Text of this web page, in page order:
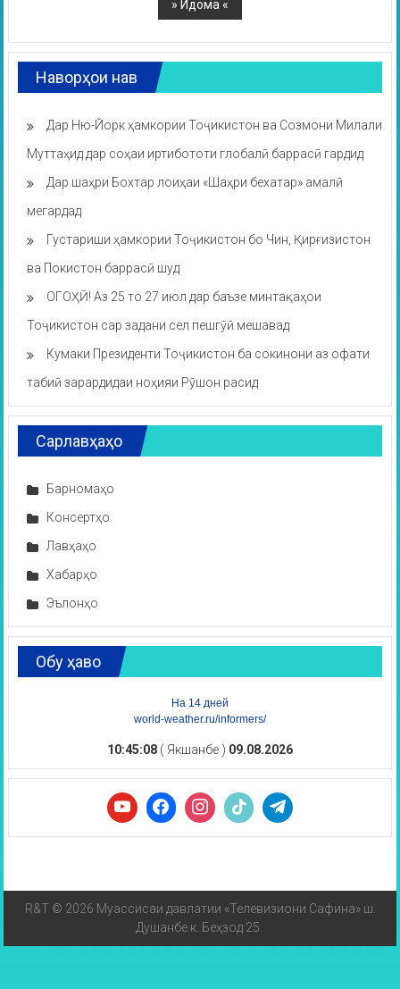
Наворҳои нав
Дар Ню-Йорк ҳамкории Тоҷикистон ва Созмони Милали
Муттаҳид дар соҳаи иртибототи глобалӣ баррасӣ гардид
Дар шаҳри Бохтар лоиҳаи «Шаҳри бехатар» амалӣ
мегардад
Густариши ҳамкории Тоҷикистон бо Чин, Қирғизистон
ва Покистон баррасӣ шуд
ОГОҲӢ! Аз 25 то 27 июл дар баъзе минтақаҳои
Тоҷикистон сар задани сел пешгӯӣ мешавад
Кумаки Президенти Тоҷикистон ба сокинони аз офати
табиӣ зарардидаи ноҳияи Рӯшон расид
Сарлавҳаҳо
Барномаҳо
Консертҳо
Лавҳаҳо
Хабарҳо
Эълонҳо
Обу ҳаво
На 14 дней
world-weather.ru/informers/
10:45:08 ( Якшанбе ) 09.08.2026
R&T © 2026 Муассисаи давлатии «Телевизиони Сафина» ш.
Душанбе к. Беҳзод 25.